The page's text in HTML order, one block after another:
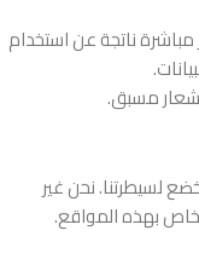
مباشرة ناتجة عن استخدام
مسبق.
لسيطرتنا. نحن غير
بهذه المواقع.